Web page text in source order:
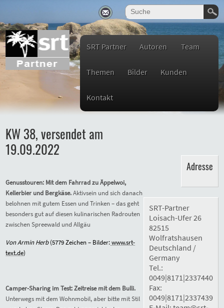
SRT Partner Autoren Team
Themen Bilder Kunden
Kontakt
KW 38, versendet am
19.09.2022
Genusstouren: Mit dem Fahrrad zu Äppelwoi,
Kellerbier und Bergkäse.Aktivsein und sich danach
belohnen mit gutem Essen und Trinken – das geht
besonders gut auf diesen kulinarischen Radrouten
zwischen Spreewald und Allgäu
Von Armin Herb (5779 Zeichen – Bilder:www.srt-
text.de)
Camper-Sharing im Test: Zeitreise mit dem Bulli.
Unterwegs mit dem Wohnmobil, aber bitte mit Stil
Adresse
SRT-Partner
Loisach-Ufer 26
82515
Wolfratshausen
Deutschland /
Germany
Tel.:
0049|8171|2337440
Fax:
0049|8171|2337439